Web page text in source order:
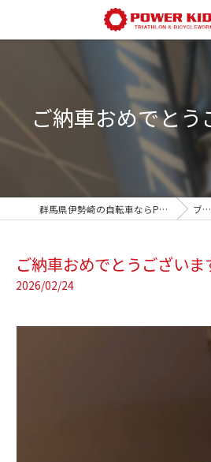
ご納車おめでと
群馬県伊勢崎の自転車ならPOWER-KIDS ブログ
ご納車おめでとうございま
2026/02/24